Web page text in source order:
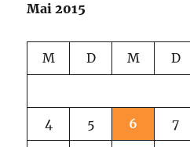
Mai 2015
M D M D
4 5 6 7